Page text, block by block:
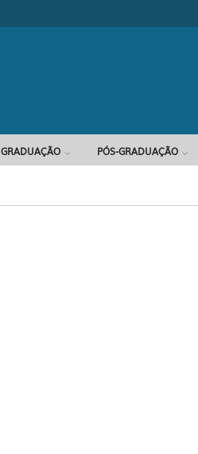
GRADUAÇÃO PÓS-GRADUAÇÃO